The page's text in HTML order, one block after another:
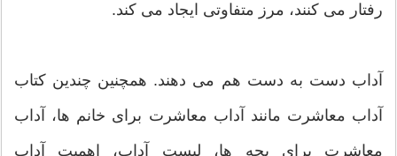
رفتار می کنند، مرز متفاوتی ایجاد می کند.
آداب دست به دست هم می دهند. همچنین چندین کتاب
آداب معاشرت مانند آداب معاشرت برای خانم ها، آداب
معاشرت برای بچه ها، لیست آداب، اهمیت آداب